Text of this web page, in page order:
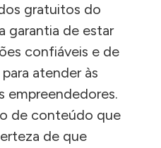
gratuitos do
garantia de estar
confiáveis e de
atender às
empreendedores.
de conteúdo que
de que